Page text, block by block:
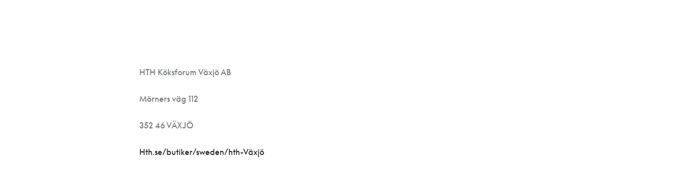
HTH Köksforum Växjö AB
Mörners väg 112
352 46 VÄXJÖ
Hth.se/butiker/sweden/hth-Växjö